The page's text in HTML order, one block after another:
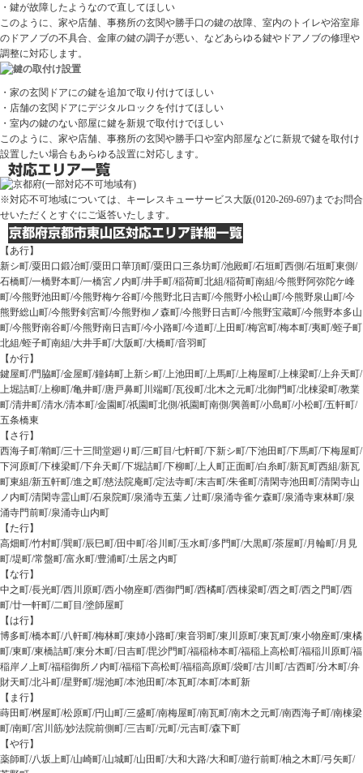
・鍵が故障したようなので直してほしい
このように、家や店舗、事務所の玄関や勝手口の鍵の故障、室内のトイレや浴室扉
のドアノブの不具合、金庫の鍵の調子が悪い、などあらゆる鍵やドアノブの修理や
調整に対応します。
・家の玄関ドアにの鍵を追加で取り付けてほしい
・店舗の玄関ドアにデジタルロックを付けてほしい
・室内の鍵のない部屋に鍵を新規で取付けでほしい
このように、家や店舗、事務所の玄関や勝手口や室内部屋などに新規で鍵を取付け
設置したい場合もあらゆる設置に対応します。
※対応不可地域については、キーレスキューサービス大阪(0120-269-697)までお問合
せいただくとすぐにご返答いたします。
【あ行】
新シ町/粟田口鍛冶町/粟田口華頂町/粟田口三条坊町/池殿町/石垣町西側/石垣町東側/
石橋町/一橋野本町/一橋宮ノ内町/井手町/稲荷町北組/稲荷町南組/今熊野阿弥陀ケ峰
町/今熊野池田町/今熊野梅ケ谷町/今熊野北日吉町/今熊野小松山町/今熊野泉山町/今
熊野総山町/今熊野剣宮町/今熊野椥ノ森町/今熊野日吉町/今熊野宝蔵町/今熊野本多山
町/今熊野南谷町/今熊野南日吉町/今小路町/今道町/上田町/梅宮町/梅本町/夷町/蛭子町
北組/蛭子町南組/大井手町/大阪町/大橋町/音羽町
【か行】
鍵屋町/門脇町/金屋町/鐘鋳町上新シ町/上池田町/上馬町/上梅屋町/上棟梁町/上弁天町/
上堀詰町/上柳町/亀井町/唐戸鼻町川端町/瓦役町/北木之元町/北御門町/北棟梁町/教業
町/清井町/清水/清本町/金園町/祇園町北側/祇園町南側/興善町/小島町/小松町/五軒町/
五条橋東
【さ行】
西海子町/鞘町/三十三間堂廻り町/三町目/七軒町/下新シ町/下池田町/下馬町/下梅屋町/
下河原町/下棟梁町/下弁天町/下堀詰町/下柳町/上人町正面町/白糸町/新瓦町西組/新瓦
町東組/新五軒町/進之町/慈法院庵町/定法寺町/末吉町/朱雀町/清閑寺池田町/清閑寺山
ノ内町/清閑寺霊山町/石泉院町/泉涌寺五葉ノ辻町/泉涌寺雀ケ森町/泉涌寺東林町/泉
涌寺門前町/泉涌寺山内町
【た行】
高畑町/竹村町/巽町/辰巳町/田中町/谷川町/玉水町/多門町/大黒町/茶屋町/月輪町/月見
町/堤町/常盤町/富永町/豊浦町/土居之内町
【な行】
中之町/長光町/西川原町/西小物座町/西御門町/西橘町/西棟梁町/西之町/西之門町/西
町/廿一軒町/二町目/塗師屋町
【は行】
博多町/橋本町/八軒町/梅林町/東姉小路町/東音羽町/東川原町/東瓦町/東小物座町/東橘
町/東町/東橋詰町/東分木町/日吉町/毘沙門町/福稲柿本町/福稲上高松町/福稲川原町/福
稲岸ノ上町/福稲御所ノ内町/福稲下高松町/福稲高原町/袋町/古川町/古西町/分木町/弁
財天町/北斗町/星野町/堀池町/本池田町/本瓦町/本町/本町新
【ま行】
蒔田町/桝屋町/松原町/円山町/三盛町/南梅屋町/南瓦町/南木之元町/南西海子町/南棟梁
町/南町/宮川筋/妙法院前側町/三吉町/元町/元吉町/森下町
【や行】
薬師町/八坂上町/山崎町/山城町/山田町/大和大路/大和町/遊行前町/柚之木町/弓矢町/